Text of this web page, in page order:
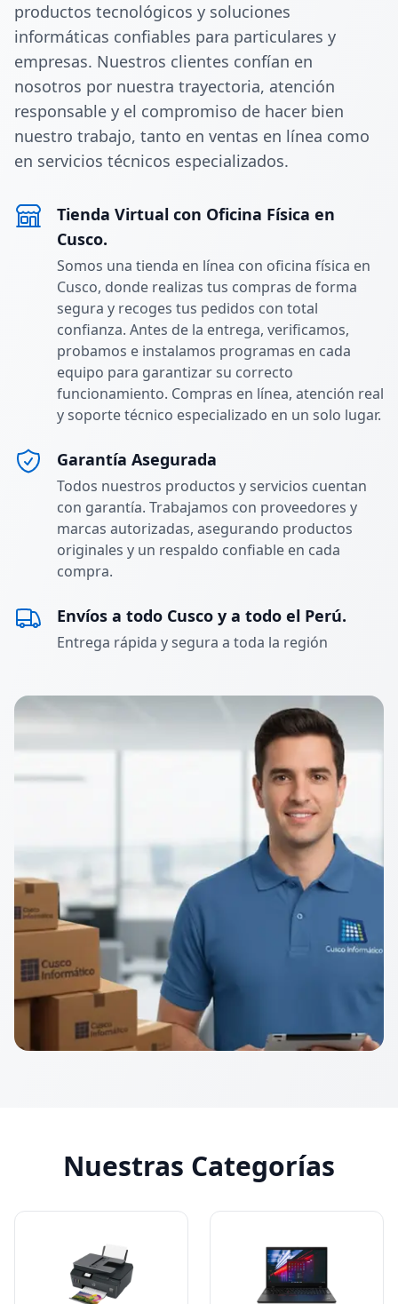
productos tecnológicos y soluciones
informáticas confiables para particulares y
empresas. Nuestros clientes confían en
nosotros por nuestra trayectoria, atención
responsable y el compromiso de hacer bien
nuestro trabajo, tanto en ventas en línea como
en servicios técnicos especializados.
Tienda Virtual con Oficina Física en
Cusco.
Somos una tienda en línea con oficina física en
Cusco, donde realizas tus compras de forma
segura y recoges tus pedidos con total
confianza. Antes de la entrega, verificamos,
probamos e instalamos programas en cada
equipo para garantizar su correcto
funcionamiento. Compras en línea, atención real
y soporte técnico especializado en un solo lugar.
Garantía Asegurada
Todos nuestros productos y servicios cuentan
con garantía. Trabajamos con proveedores y
marcas autorizadas, asegurando productos
originales y un respaldo confiable en cada
compra.
Envíos a todo Cusco y a todo el Perú.
Entrega rápida y segura a toda la región
Nuestras Categorías